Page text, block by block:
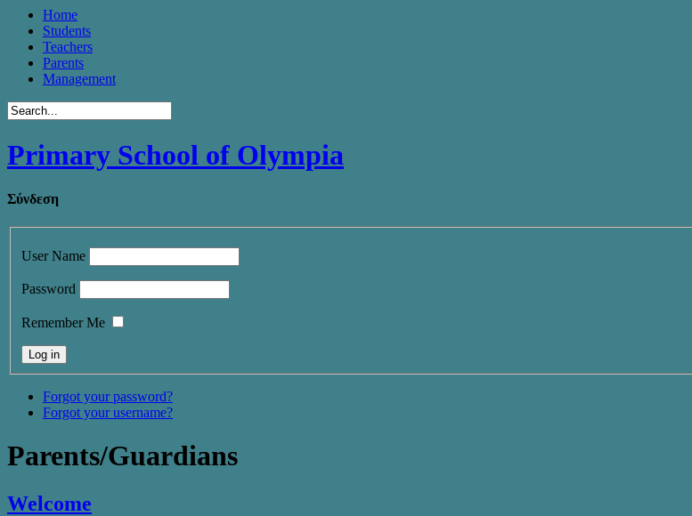
Home
Students
Teachers
Parents
Management
Primary School of Olympia
Σύνδεση
User Name
Password
Remember Me
Forgot your password?
Forgot your username?
Parents/Guardians
Welcome